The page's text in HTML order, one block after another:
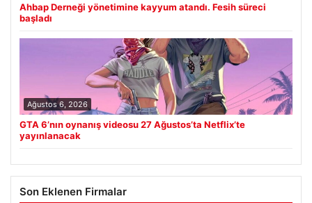
Ahbap Derneği yönetimine kayyum atandı. Fesih süreci
başladı
Ağustos 6, 2026
GTA 6’nın oynanış videosu 27 Ağustos’ta Netflix’te
yayınlanacak
Son Eklenen Firmalar